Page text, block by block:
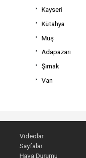
Kayseri
Kütahya
Muş
Adapazarı
Şırnak
Van
Videolar
Sayfalar
Hava Durumu